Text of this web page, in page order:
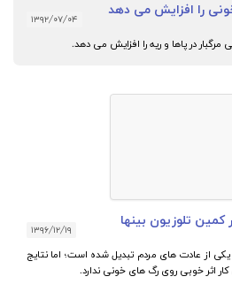
را افزایش می دهد
۱۳۹۲/۰۷/۰۴
در پاها و ریه را افزایش می دهد.
تلوزیون بینها
۱۳۹۶/۱۲/۱۹
از عادت های مردم تبدیل شده است؛ اما نتایج
اثر خوبی روی رگ های خونی ندارد.